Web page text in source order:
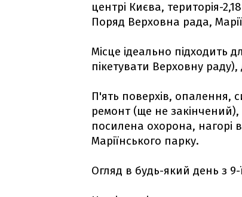
центрі Києва, територія-
Поряд Верховна рада,
Місце ідеально підходить
пікетувати Верховну
П'ять поверхів, опалення,
ремонт (ще не закінчений),
посилена охорона, нагорі
Маріїнського парку.
Огляд в будь-який день з